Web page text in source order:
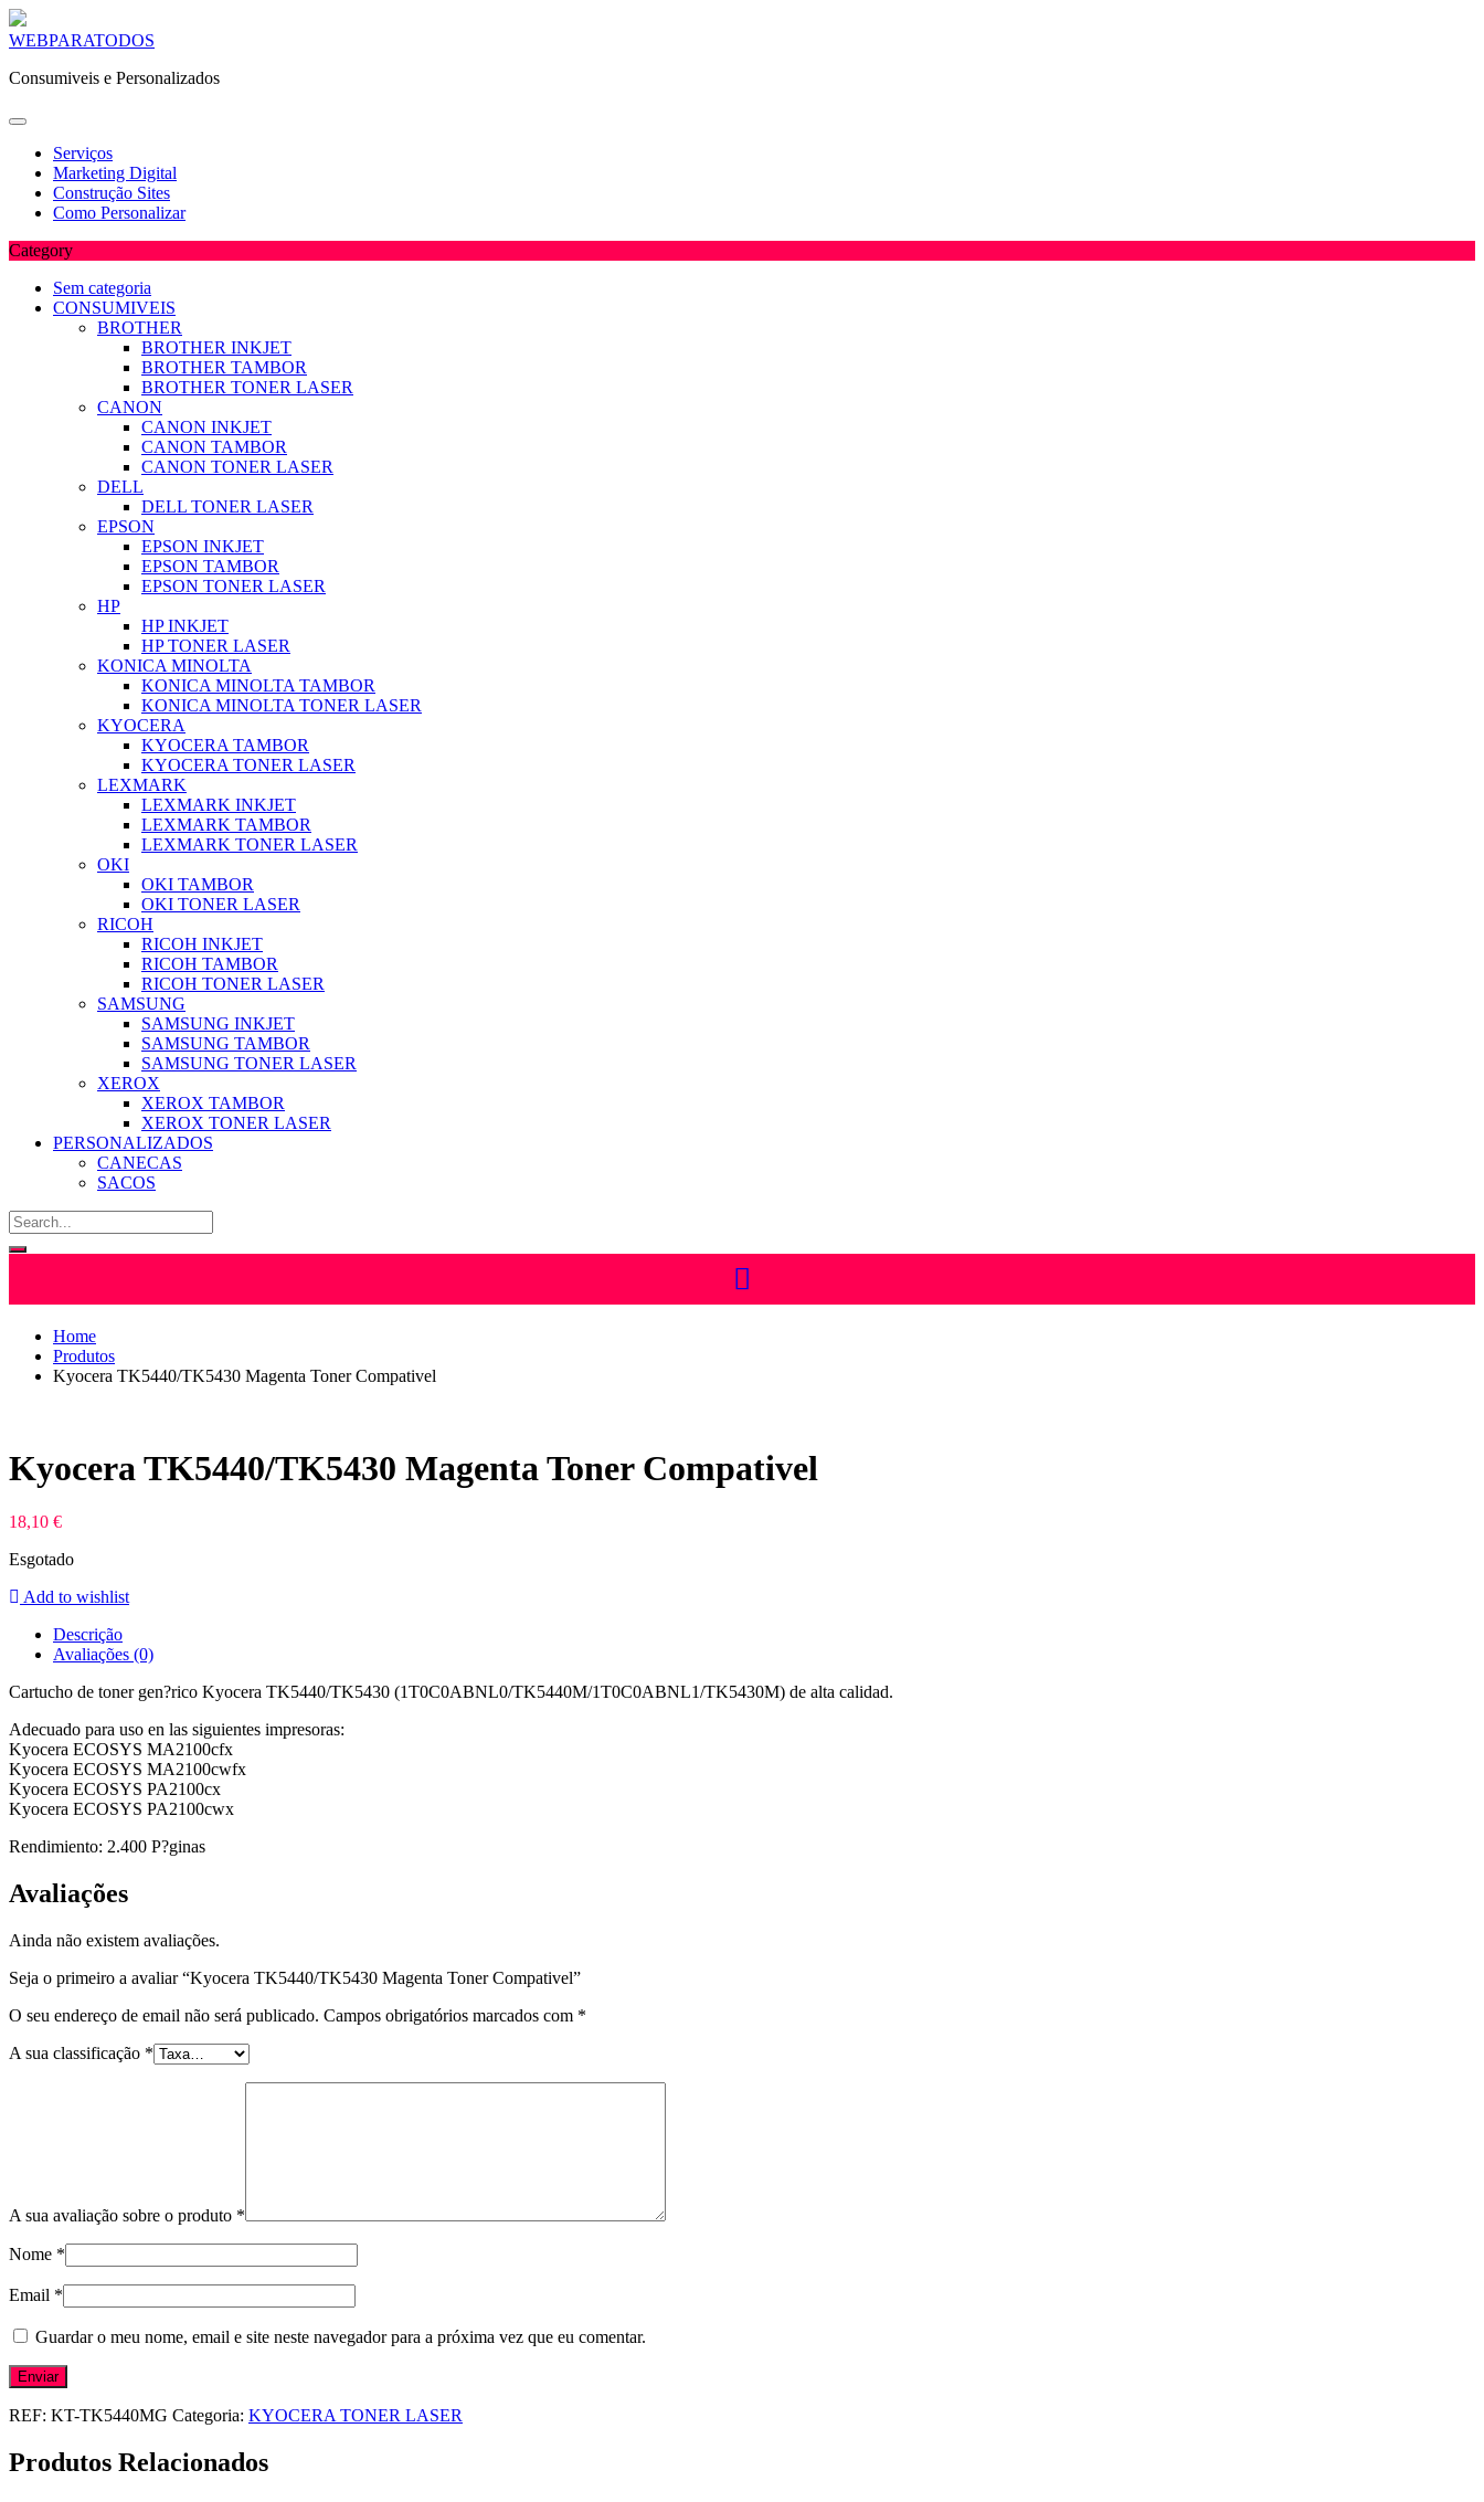
Skip
content
WEBPARATODOS
Consumiveis e Personalizados
Serviços
Marketing Digital
Construção Sites
Como Personalizar
Category
Sem categoria
CONSUMIVEIS
BROTHER
BROTHER INKJET
BROTHER TAMBOR
BROTHER TONER LASER
CANON
CANON INKJET
CANON TAMBOR
CANON TONER LASER
DELL
DELL TONER LASER
EPSON
EPSON INKJET
EPSON TAMBOR
EPSON TONER LASER
HP
HP INKJET
HP TONER LASER
KONICA MINOLTA
KONICA MINOLTA TAMBOR
KONICA MINOLTA TONER LASER
KYOCERA
KYOCERA TAMBOR
KYOCERA TONER LASER
LEXMARK
LEXMARK INKJET
LEXMARK TAMBOR
LEXMARK TONER LASER
OKI
OKI TAMBOR
OKI TONER LASER
RICOH
RICOH INKJET
RICOH TAMBOR
RICOH TONER LASER
SAMSUNG
SAMSUNG INKJET
SAMSUNG TAMBOR
SAMSUNG TONER LASER
XEROX
XEROX TAMBOR
XEROX TONER LASER
PERSONALIZADOS
CANECAS
SACOS
Home
Produtos
Kyocera TK5440/TK5430 Magenta Toner Compativel
Kyocera TK5440/TK5430 Magenta Toner Compativel
18,10 €
Esgotado
Add to wishlist
Descrição
Avaliações (0)
Cartucho de toner gen?rico Kyocera TK5440/TK5430 (1T0C0ABNL0/TK5440M/1T0C0ABNL1/TK5430M) de alta calidad.
Adecuado para uso en las siguientes impresoras:
Kyocera ECOSYS MA2100cfx
Kyocera ECOSYS MA2100cwfx
Kyocera ECOSYS PA2100cx
Kyocera ECOSYS PA2100cwx
Rendimiento: 2.400 P?ginas
Avaliações
Ainda não existem avaliações.
Seja o primeiro a avaliar “Kyocera TK5440/TK5430 Magenta Toner Compativel”
O seu endereço de email não será publicado. Campos obrigatórios marcados com *
A sua classificação *
A sua avaliação sobre o produto *
Nome *
Email *
Guardar o meu nome, email e site neste navegador para a próxima vez que eu comentar.
REF: KT-TK5440MG Categoria: KYOCERA TONER LASER
Produtos Relacionados